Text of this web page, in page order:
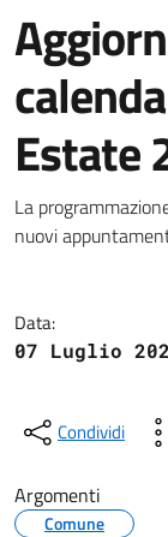
Estate
Dettagli
La
nuovi
Data:
07 Luglio
Condividi
Argomenti
Comune